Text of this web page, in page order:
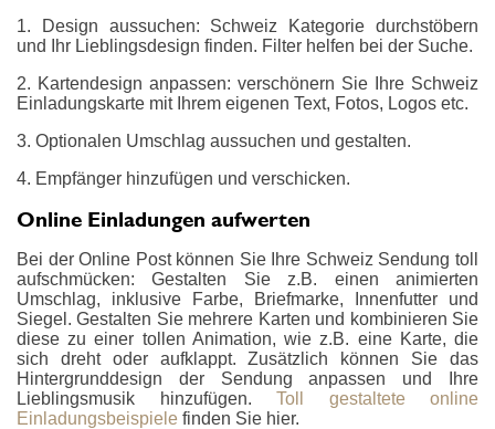
1. Design aussuchen: Schweiz Kategorie durchstöbern
und Ihr Lieblingsdesign finden. Filter helfen bei der Suche.
2. Kartendesign anpassen: verschönern Sie Ihre Schweiz
Einladungskarte mit Ihrem eigenen Text, Fotos, Logos etc.
3. Optionalen Umschlag aussuchen und gestalten.
4. Empfänger hinzufügen und verschicken.
Online Einladungen aufwerten
Bei der Online Post können Sie Ihre Schweiz Sendung toll
aufschmücken: Gestalten Sie z.B. einen animierten
Umschlag, inklusive Farbe, Briefmarke, Innenfutter und
Siegel. Gestalten Sie mehrere Karten und kombinieren Sie
diese zu einer tollen Animation, wie z.B. eine Karte, die
sich dreht oder aufklappt. Zusätzlich können Sie das
Hintergrunddesign der Sendung anpassen und Ihre
Lieblingsmusik hinzufügen. Toll gestaltete online
Einladungsbeispiele finden Sie hier.